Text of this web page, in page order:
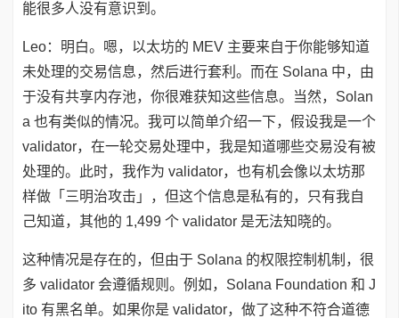
能很多人没有意识到。
Leo：明白。嗯，以太坊的 MEV 主要来自于你能够知道
未处理的交易信息，然后进行套利。而在 Solana 中，由
于没有共享内存池，你很难获知这些信息。当然，Solan
a 也有类似的情况。我可以简单介绍一下，假设我是一个
validator，在一轮交易处理中，我是知道哪些交易没有被
处理的。此时，我作为 validator，也有机会像以太坊那
样做「三明治攻击」，但这个信息是私有的，只有我自
己知道，其他的 1,499 个 validator 是无法知晓的。
这种情况是存在的，但由于 Solana 的权限控制机制，很
多 validator 会遵循规则。例如，Solana Foundation 和 J
ito 有黑名单。如果你是 validator，做了这种不符合道德